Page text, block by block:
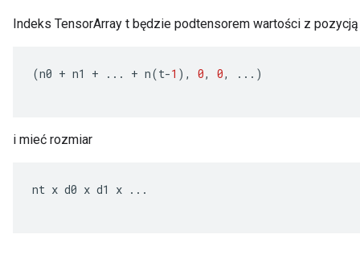
Indeks TensorArray t będzie podtensorem wartości z
(n0 + n1 + ... + n(t-1 ), 0, 0, ...)
i mieć rozmiar
nt x d0 x d1 x ...